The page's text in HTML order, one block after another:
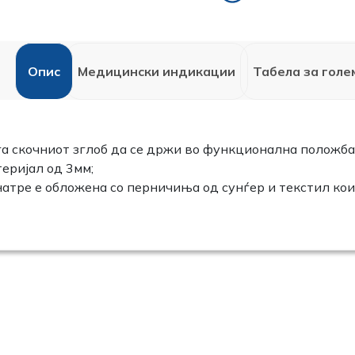
Опис Медицински индикации Табела за
скочниот зглоб да се држи во функционална
од 3мм;
е обложена со перничиња од сунѓер и текстил